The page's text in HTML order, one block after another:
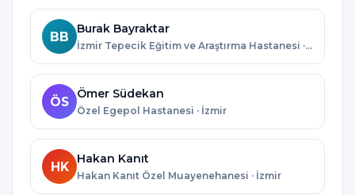
BB
Burak Bayraktar
İzmir Tepecik Eğitim ve Araştırma Hastanesi · İzmir
ÖS
Ömer Südekan
Özel Egepol Hastanesi · İzmir
HK
Hakan Kanıt
Hakan Kanıt Özel Muayenehanesi · İzmir